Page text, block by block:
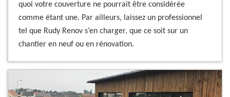
quoi votre couverture ne pourrait être considérée
comme étant une. Par ailleurs, laissez un professionnel
tel que Rudy Renov s’en charger, que ce soit sur un
chantier en neuf ou en rénovation.